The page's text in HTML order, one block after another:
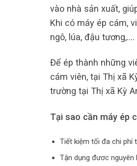
vào nhà sản xuất,
Khi có máy ép cám,
ngô, lúa, đậu tương,….
Để ép thành những
cám viên, tại Thị xã
trường tại Thị xã Kỳ
Tại sao cần máy ép
Tiết kiệm tối đa chi phí
Tận dụng đươc nguyên